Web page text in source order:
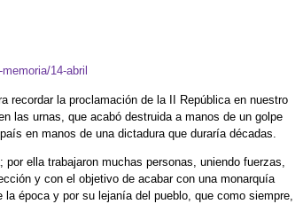
14-abril
recordar la proclamación de la II República en nuestro
las urnas, que acabó destruida a manos de un golpe
en manos de una dictadura que duraría décadas.
ella trabajaron muchas personas, uniendo fuerzas,
y con el objetivo de acabar con una monarquía
época y por su lejanía del pueblo, que como siempre,